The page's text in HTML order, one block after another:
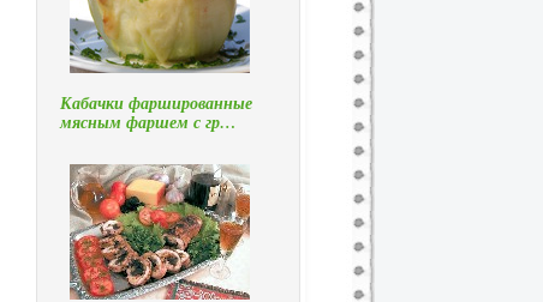
Кабачки фаршированные
мясным фаршем с гр…